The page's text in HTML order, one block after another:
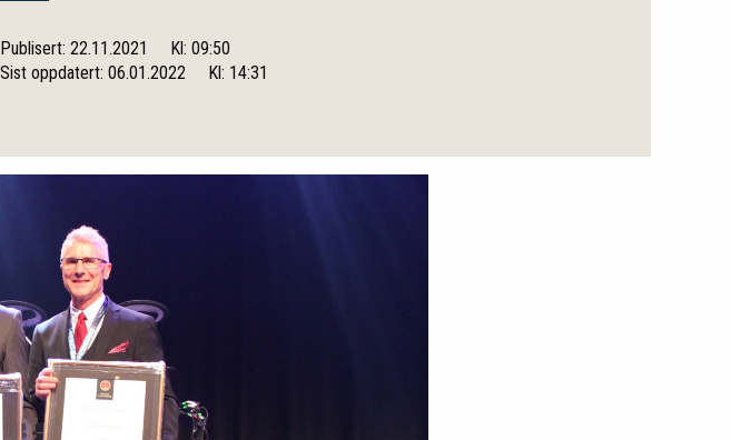
Publisert: 22.11.2021
Kl: 09:50
Sist oppdatert: 06.01.2022
Kl: 14:31